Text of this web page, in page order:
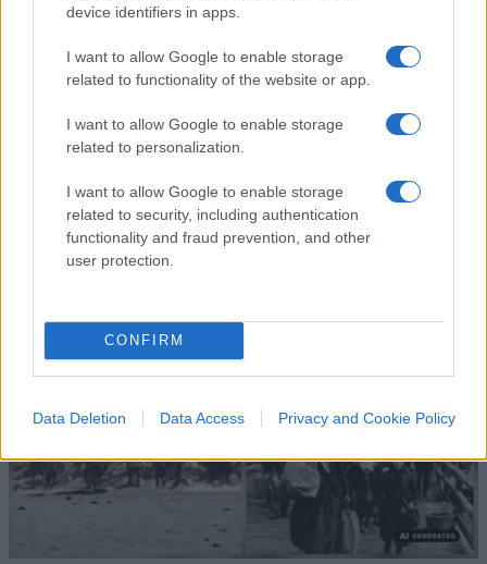
device identifiers in apps.
I want to allow Google to enable storage
related to functionality of the website or app.
I want to allow Google to enable storage
related to personalization.
I want to allow Google to enable storage
related to security, including authentication
functionality and fraud prevention, and other
user protection.
CONFIRM
Data Deletion Data Access Privacy and Cookie Policy
Tutta la differenza tra Ceuta e
l’emigrazione italiana negli
Non si tratta di negare il diritto d’asilo a chi ne ha
entra irregolarmente porta violenza
di Teresa Casamichela
8 Agosto 2026, 15:57